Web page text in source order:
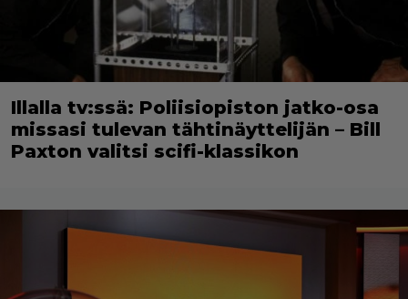
Illalla tv:ssä: Poliisiopiston jatko-osa
missasi tulevan tähtinäyttelijän – Bill
Paxton valitsi scifi-klassikon